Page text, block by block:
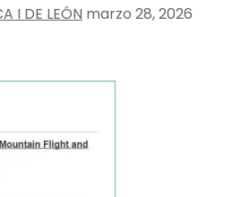
I DE LEÓN marzo 28, 2026